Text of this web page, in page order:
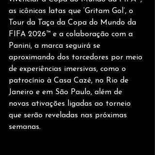
as icônicas latas que ‘Gritam Gol’, o
Tour da Taça da Copa do Mundo da
FIFA 2026™ e a colaboração com a
Panini, a marca seguirá se
aproximando dos torcedores por meio
de experiências imersivas, como o
patrocínio à Casa Cazé, no Rio de
Janeiro e em São Paulo, além de
novas ativações ligadas ao torneio
que serão reveladas nas próximas
semanas.